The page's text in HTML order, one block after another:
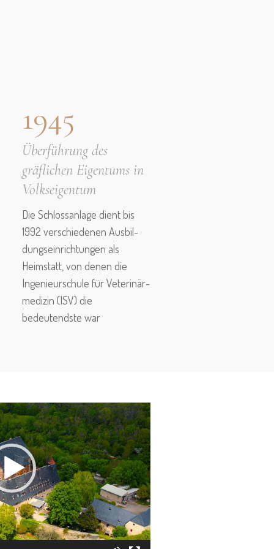
1945
Überführung des
gräflichen Eigentums in
Volks­eigentum
Die Schloss­anlage dient bis
1992 verschiedenen Aus­bil­
dungseinrichtungen als
Heimstatt, von denen die
Ingenieurschule für Veteri­när­
me­dizin (ISV) die
bedeutendste war